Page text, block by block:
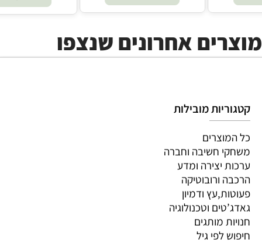
מוצרים אחרונים שנצפו
קטגוריות מובילות
כל המוצרים
משחקי חשיבה וחברה
ערכות יצירה ומדע
הרכבה ורובוטיקה
פעוטות,עץ ודמיון
גאדג’טים וטכנולוגיה
חנויות מותגים
חיפוש לפי גיל